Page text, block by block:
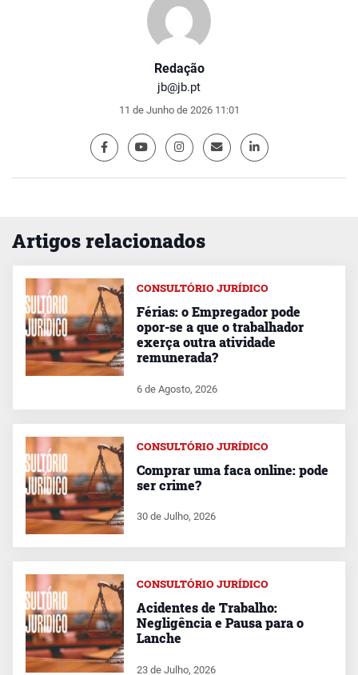
Redação
jb@jb.pt
11 de Junho de 2026 11:01
Artigos relacionados
CONSULTÓRIO JURÍDICO
Férias: o Empregador pode
opor-se a que o trabalhador
exerça outra atividade
remunerada?
6 de Agosto, 2026
CONSULTÓRIO JURÍDICO
Comprar uma faca online: pode
ser crime?
30 de Julho, 2026
CONSULTÓRIO JURÍDICO
Acidentes de Trabalho:
Negligência e Pausa para o
Lanche
23 de Julho, 2026